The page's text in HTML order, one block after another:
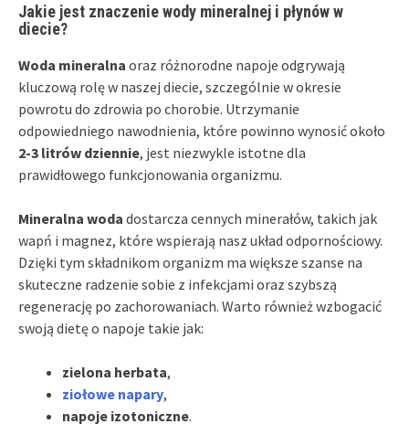
Jakie jest znaczenie wody mineralnej i płynów w
diecie?
Woda mineralna oraz różnorodne napoje odgrywają
kluczową rolę w naszej diecie, szczególnie w okresie
powrotu do zdrowia po chorobie. Utrzymanie
odpowiedniego nawodnienia, które powinno wynosić około
2-3 litrów dziennie, jest niezwykle istotne dla
prawidłowego funkcjonowania organizmu.
Mineralna woda dostarcza cennych minerałów, takich jak
wapń i magnez, które wspierają nasz układ odpornościowy.
Dzięki tym składnikom organizm ma większe szanse na
skuteczne radzenie sobie z infekcjami oraz szybszą
regenerację po zachorowaniach. Warto również wzbogacić
swoją dietę o napoje takie jak:
zielona herbata,
ziołowe napary,
napoje izotoniczne.